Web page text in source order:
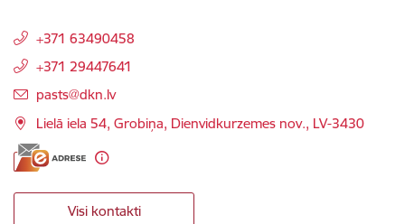
+371 63490458
+371 29447641
E-pasts:
pasts@dkn.lv
Lielā iela 54, Grobiņa, Dienvidkurzemes nov., LV-3430
Visi kontakti